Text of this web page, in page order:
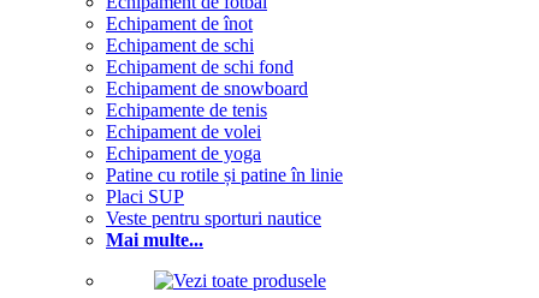
Echipament de înot
Echipament de schi
Echipament de schi fond
Echipament de snowboard
Echipamente de tenis
Echipament de volei
Echipament de yoga
Patine cu rotile și patine în linie
Placi SUP
Veste pentru sporturi nautice
Mai multe...